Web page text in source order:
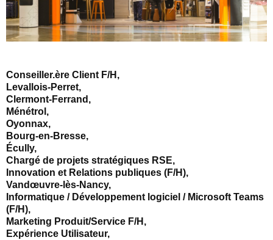
Conseiller.ère Client F/H,
Levallois-Perret,
Clermont-Ferrand,
Ménétrol,
Oyonnax,
Bourg-en-Bresse,
Écully,
Chargé de projets stratégiques RSE,
Innovation et Relations publiques (F/H),
Vandœuvre-lès-Nancy,
Informatique / Développement logiciel / Microsoft Teams
(F/H),
Marketing Produit/Service F/H,
Expérience Utilisateur,